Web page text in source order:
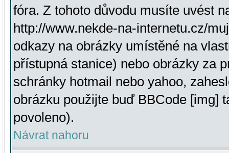
fóra. Z tohoto důvodu musíte uvést
http://www.nekde-na-internetu.cz/
odkazy na obrázky umístěné na
přístupná stanice) nebo obrázky za
schránky hotmail nebo yahoo,
obrázku použijte buď BBCode [img]
povoleno).
Návrat nahoru